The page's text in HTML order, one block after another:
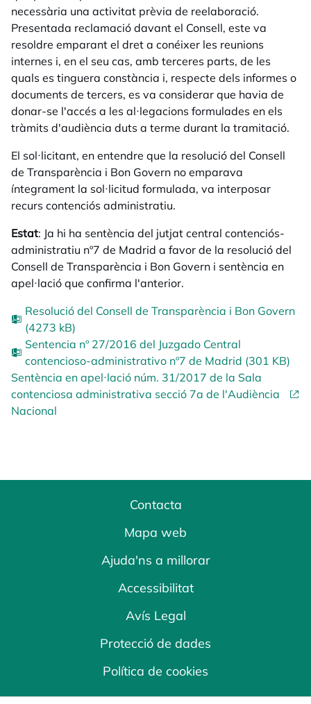
necessària una activitat prèvia de reelaboració.
Presentada reclamació davant el Consell, este va
resoldre emparant el dret a conéixer les reunions
internes i, en el seu cas, amb terceres parts, de les
quals es tinguera constància i, respecte dels informes o
documents de tercers, es va considerar que havia de
donar-se l'accés a les al·legacions formulades en els
tràmits d'audiència duts a terme durant la tramitació.
El sol·licitant, en entendre que la resolució del Consell
de Transparència i Bon Govern no emparava
íntegrament la sol·licitud formulada, va interposar
recurs contenciós administratiu.
Estat: Ja hi ha sentència del jutjat central contenciós-
administratiu nº7 de Madrid a favor de la resolució del
Consell de Transparència i Bon Govern i sentència en
apel·lació que confirma l'anterior.
Resolució del Consell de Transparència i Bon Govern
(4273 kB)
Sentencia nº 27/2016 del Juzgado Central
contencioso-administrativo nº7 de Madrid (301 KB)
Sentència en apel·lació núm. 31/2017 de la Sala
contenciosa administrativa secció 7a de l'Audiència
Nacional
Contacta
Mapa web
Ajuda'ns a millorar
Accessibilitat
Avís Legal
Protecció de dades
Política de cookies